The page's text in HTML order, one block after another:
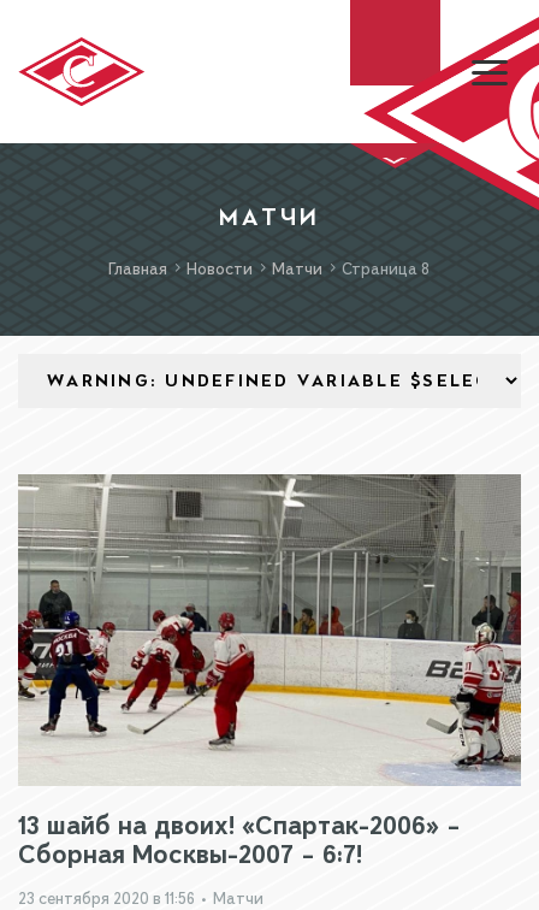
МХК «СПАРТАК»
МАТЧИ
Главная Новости Матчи Страница 8
13 шайб на двоих! «Спартак-2006» –
Сборная Москвы-2007 – 6:7!
23 сентября 2020 в 11:56 • Матчи